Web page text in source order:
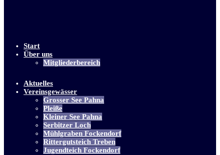
Start
Über uns
Mitgliederbereich
Aktuelles
Vereinsgewässer
Grosser See Pahna
Pleiße
Kleiner See Pahna
Serbitzer Loch
Mühlgraben Fockendorf
Rittergutsteich Treben
Jugendteich Fockendorf